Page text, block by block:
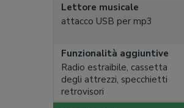
Lettore musicale
attacco USB per mp3
Funzionalità aggiuntive
Radio estraibile, cassetta
degli attrezzi, specchietti
retrovisori